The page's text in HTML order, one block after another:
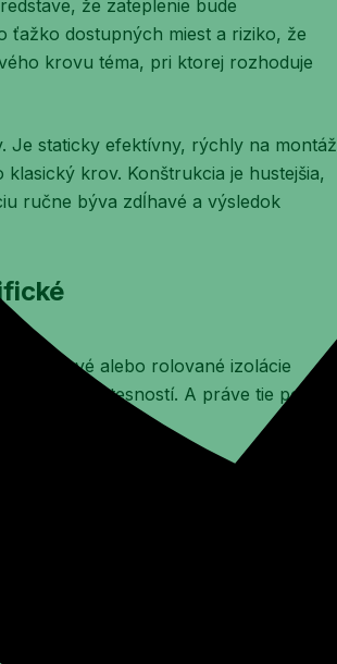
že zateplenie bude
ťažko dostupných miest a riziko, že
krovu téma, pri ktorej rozhoduje
Je staticky efektívny, rýchly na montáž
krov. Konštrukcia je hustejšia,
ručne býva zdĺhavé a výsledok
doskové alebo rolované izolácie
riziko netesností. A práve tie potom
priestoru.
priamo o komforte bývania. V
sa podkrovie nevyužíva na bývanie
musí byť pokrytá súvislo, bez
je, ako sa izolácia dostane do
objemovú stabilitu.